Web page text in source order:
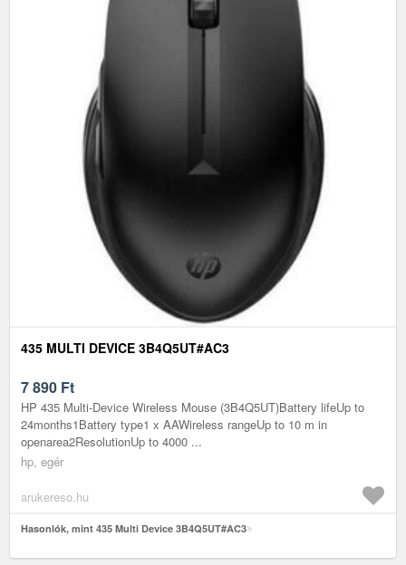
435 MULTI DEVICE 3B4Q5UT#AC3
7 890 Ft
HP 435 Multi-Device Wireless Mouse (3B4Q5UT)Battery lifeUp to
24months1Battery type1 x AAWireless rangeUp to 10 m in
openarea2ResolutionUp to 4000 ...
hp, egér
arukereso.hu
Hasonlók, mint 435 Multi Device 3B4Q5UT#AC3